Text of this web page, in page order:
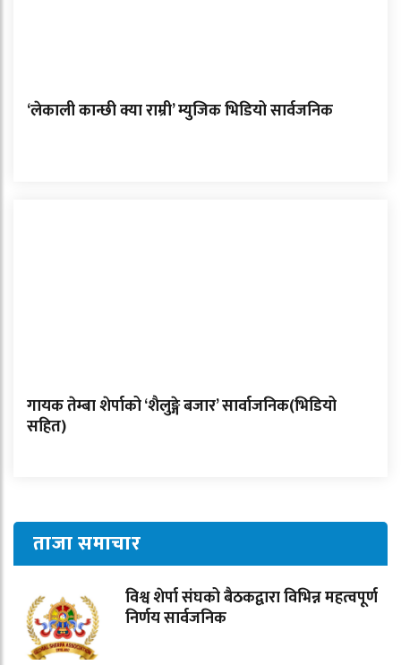
‘लेकाली कान्छी क्या राम्री’ म्युजिक भिडियो सार्वजनिक
गायक तेम्बा शेर्पाको ‘शैलुङ्गे बजार’ सार्वाजनिक(भिडियो
सहित)
ताजा समाचार
विश्व शेर्पा संघको बैठकद्वारा विभिन्न महत्वपूर्ण
निर्णय सार्वजनिक